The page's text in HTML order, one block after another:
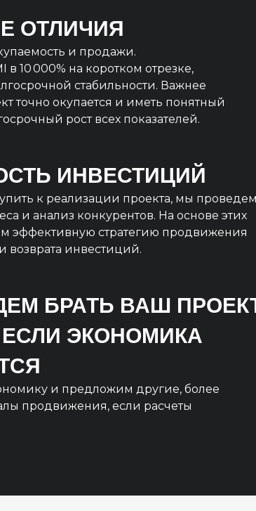
ИНВЕСТИЦИЙ
к реализации проекта, мы проведем
и анализ конкурентов. На основе этих
эффективную стратегию продвижения
возврата инвестиций.
ОТЛИЧИЯ
и продажи.
в 10 000% на коротком отрезке,
стабильности. Важнее
точно окупается и иметь понятный
рост всех показателей.
БРАТЬ ВАШ
ЕСЛИ ЭКОНОМИКА
и предложим другие, более
продвижения, если расчеты